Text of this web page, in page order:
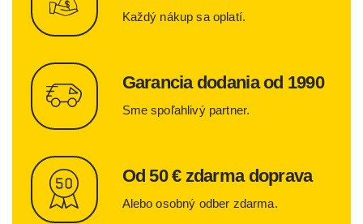
Každý nákup sa oplatí.
Garancia dodania od 1990
Sme spoľahlivý partner.
Od 50 € zdarma doprava
Alebo osobný odber zdarma.